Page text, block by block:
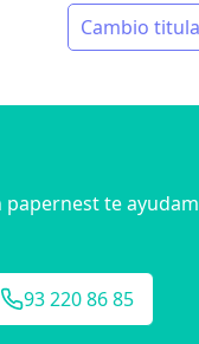
Cambio
papernest te
93 220 86 85